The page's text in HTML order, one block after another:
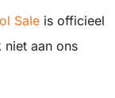
Sale is officieel
niet aan ons